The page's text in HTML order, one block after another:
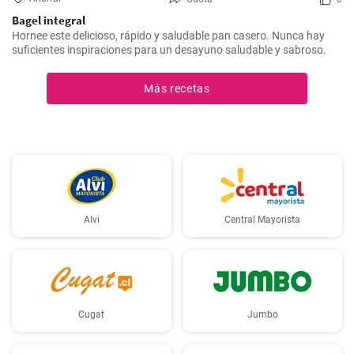
Bagel integral
Hornee este delicioso, rápido y saludable pan casero. Nunca hay
suficientes inspiraciones para un desayuno saludable y sabroso.
Más recetas
Alvi Central Mayorista
Cugat Jumbo